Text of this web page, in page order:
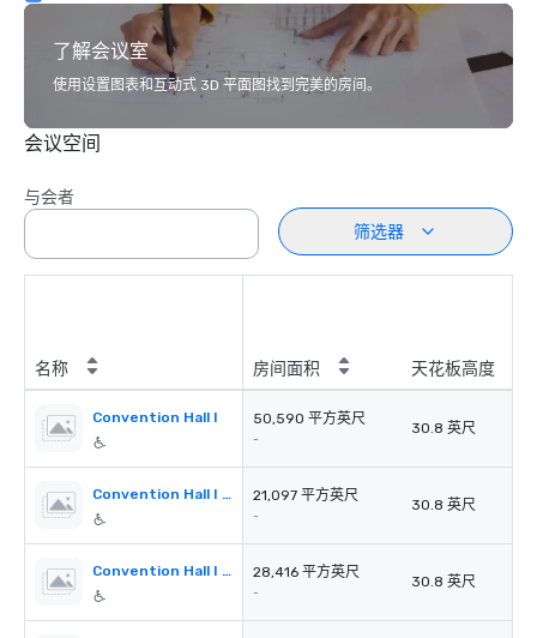
了解会议室
使用设置图表和互动式 3D 平面图找到完美的房间。
会议空间
与会者
筛选器
名称 房间面积 天花板高度
Convention Hall I 50,590 平方英尺
-
30.8 英尺
Convention Hall I Section A 21,097 平方英尺
-
30.8 英尺
Convention Hall I Section A+B 28,416 平方英尺
-
30.8 英尺